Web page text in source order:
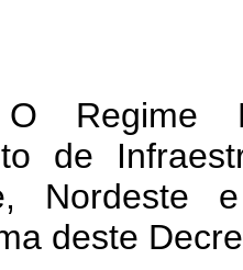
de
Nordeste
deste